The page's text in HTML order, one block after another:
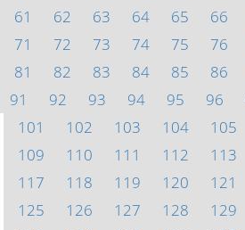
61
62 63 64 65 66
71
72 73 74 75 76
81
82 83 84 85 86
91
92 93 94 95 96
101
102 103 104 105
109
110 111 112 113
117
118 119 120 121
125
126 127 128 129